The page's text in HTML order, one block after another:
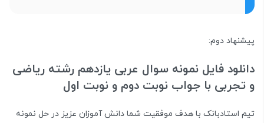
پیشنهاد دوم:
دانلود فایل نمونه سوال عربی یازدهم رشته ریاضی
و تجربی با جواب نوبت دوم و نوبت اول
تیم استادبانک با هدف موفقیت شما دانش آموزان عزیز در حل نمونه